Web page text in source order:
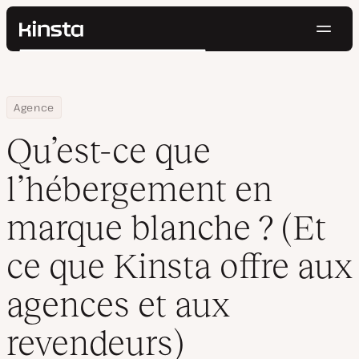
Kinsta®
Prix
Contact
Rechercher
Home
Centre de ressources
Blog
Agence
Qu’est-ce que l’hébergement en marque blanche ? (Et ce que
Qu’est-ce que
l’hébergement en
marque blanche ? (Et
ce que Kinsta offre aux
agences et aux
revendeurs)